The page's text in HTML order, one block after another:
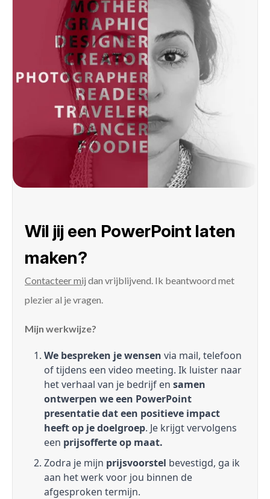
Wil jij een PowerPoint laten
maken?
Contacteer mij dan vrijblijvend. Ik beantwoord met
plezier al je vragen.
Mijn werkwijze?
We bespreken je wensen via mail, telefoon
of tijdens een video meeting. Ik luister naar
het verhaal van je bedrijf en samen
ontwerpen we een PowerPoint
presentatie dat een positieve impact
heeft op je doelgroep. Je krijgt vervolgens
een prijsofferte op maat.
Zodra je mijn prijsvoorstel bevestigd, ga ik
aan het werk voor jou binnen de
afgesproken termijn.